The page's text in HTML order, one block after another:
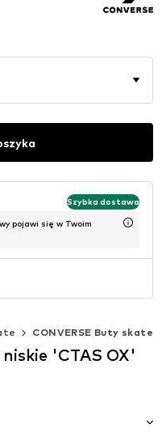
Szybka dostawa
pojawi się w Twoim
CONVERSE Buty skate
'CTAS OX'